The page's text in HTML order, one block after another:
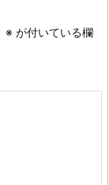
※ が付いている欄